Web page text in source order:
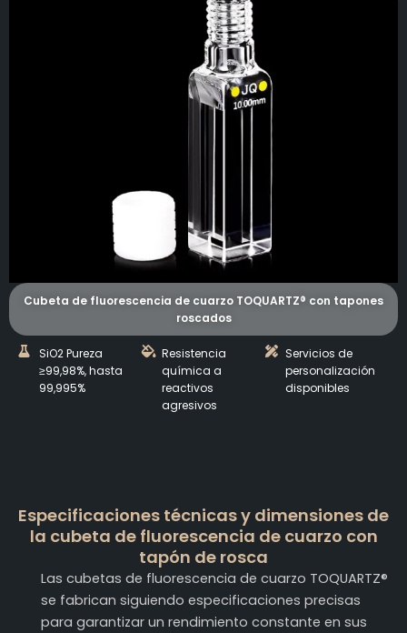
Cubeta de fluorescencia de cuarzo TOQUARTZ® con tapones
roscados
SiO2 Pureza
≥99,98%, hasta
99,995%
Resistencia
química a
reactivos
agresivos
Servicios de
personalización
disponibles
Especificaciones técnicas y dimensiones de
la cubeta de fluorescencia de cuarzo con
tapón de rosca
Las cubetas de fluorescencia de cuarzo TOQUARTZ®
se fabrican siguiendo especificaciones precisas
para garantizar un rendimiento constante en sus